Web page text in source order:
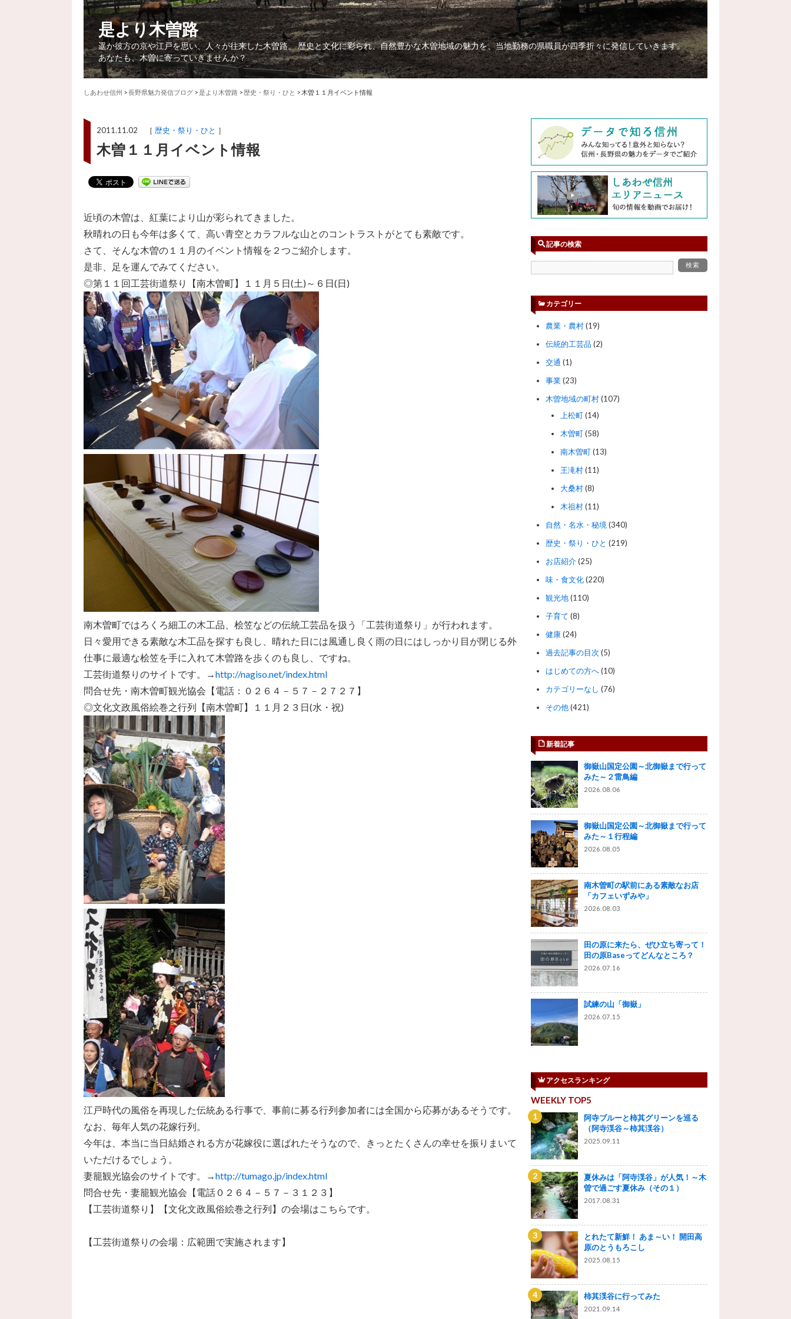
是より木曽路
遥か彼方の京や江戸を思い、人々が往来した木曽路。 歴史と文化に彩られ、自然豊かな木曽地域の魅力を、当地勤務の県職員が四季折々に発信していきます。
あなたも、木曽に寄っていきませんか？
しあわせ信州 >長野県魅力発信ブログ >是より木曽路 > 歴史・祭り・ひと > 木曽１１月イベント情報
2011.11.02 ［ 歴史・祭り・ひと ］
木曽１１月イベント情報
近頃の木曽は、紅葉により山が彩られてきました。
秋晴れの日も今年は多くて、高い青空とカラフルな山とのコントラストがとても素敵です。
さて、そんな木曽の１１月のイベント情報を２つご紹介します。
是非、足を運んでみてください。
◎第１１回工芸街道祭り【南木曽町】１１月５日(土)～６日(日)
南木曽町ではろくろ細工の木工品、桧笠などの伝統工芸品を扱う「工芸街道祭り」が行われます。
日々愛用できる素敵な木工品を探すも良し、晴れた日には風通し良く雨の日にはしっかり目が閉じる外
仕事に最適な桧笠を手に入れて木曽路を歩くのも良し、ですね。
工芸街道祭りのサイトです。→http://nagiso.net/index.html
問合せ先・南木曽町観光協会【電話：０２６４－５７－２７２７】
◎文化文政風俗絵巻之行列【南木曽町】１１月２３日(水・祝)
江戸時代の風俗を再現した伝統ある行事で、事前に募る行列参加者には全国から応募があるそうです。
なお、毎年人気の花嫁行列。
今年は、本当に当日結婚される方が花嫁役に選ばれたそうなので、きっとたくさんの幸せを振りまいて
いただけるでしょう。
妻籠観光協会のサイトです。→http://tumago.jp/index.html
問合せ先・妻籠観光協会【電話０２６４－５７－３１２３】
【工芸街道祭り】【文化文政風俗絵巻之行列】の会場はこちらです。
【工芸街道祭りの会場：広範囲で実施されます】
記事の検索
カテゴリー
農業・農村(19)
伝統的工芸品 (2)
交通 (1)
事業(23)
木曽地域の町村(107)
上松町(14)
木曽町(58)
南木曽町(13)
王滝村(11)
大桑村(8)
木祖村(11)
自然・名水・秘境(340)
歴史・祭り・ひと (219)
お店紹介(25)
味・食文化(220)
観光地(110)
子育て (8)
健康(24)
過去記事の目次 (5)
はじめての方へ(10)
カテゴリーなし (76)
その他(421)
新着記事
御嶽山国定公園～北御嶽まで行って
みた～２雷鳥編
2026.08.06
御嶽山国定公園～北御嶽まで行って
みた～１行程編
2026.08.05
南木曽町の駅前にある素敵なお店
「カフェいずみや」
2026.08.03
田の原に来たら、ぜひ立ち寄って！
田の原Baseってどんなところ？
2026.07.16
試練の山「御嶽」
2026.07.15
アクセスランキング
WEEKLY TOP5
阿寺ブルーと柿其グリーンを巡る
（阿寺渓谷～柿其渓谷）
2025.09.11
夏休みは「阿寺渓谷」が人気！～木
曽で過ごす夏休み（その１）
2017.08.31
とれたて新鮮！ あま～い！ 開田高
原のとうもろこし
2025.08.15
柿其渓谷に行ってみた
2021.09.14